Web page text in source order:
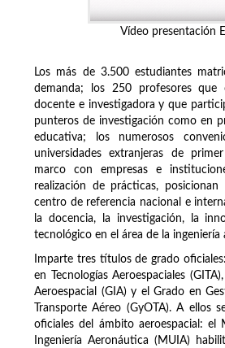
Vídeo presentación
Los más de 3.500 estudiantes
demanda; los 250 profesores que
docente e investigadora y que
punteros de investigación como en
educativa; los numerosos
universidades extranjeras de
marco con empresas e
realización de prácticas,
centro de referencia nacional e
la docencia, la investigación, la
tecnológico en el área de la ingeniería
Imparte tres títulos de grado
en Tecnologías Aeroespaciales
Aeroespacial (GIA) y el Grado en
Transporte Aéreo (GyOTA). A ellos
oficiales del ámbito aeroespacial: el
Ingeniería Aeronáutica (MUIA)